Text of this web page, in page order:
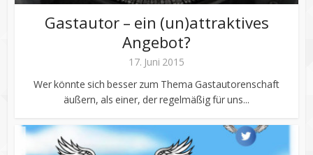
Gastautor – ein (un)attraktives
Angebot?
17. Juni 2015
Wer könnte sich besser zum Thema Gastautorenschaft
äußern, als einer, der regelmäßig für uns...